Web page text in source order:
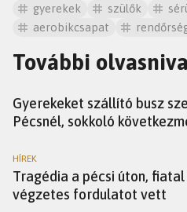
gyerekek
szülők
aerobikcsapat
További
Gyerekeket szállító busz
Pécsnél, sokkoló
HÍREK
Tragédia a pécsi úton,
végzetes fordulatot vett